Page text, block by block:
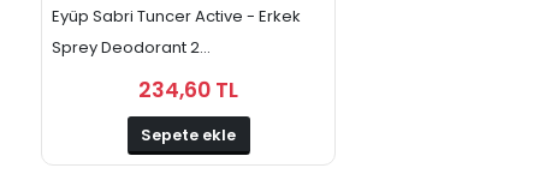
Eyüp Sabri Tuncer Active - Erkek
Sprey Deodorant 2...
234,60 TL
Sepete ekle